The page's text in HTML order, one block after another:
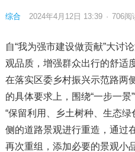
综合 2024年4月12日 13:39 · 706阅
自“我为强市建设做贡献”大讨
观品质，增强群众出行的舒适
在落实区委乡村振兴示范路两
的具体要求上，围绕“一步一景
“保留利用、乡土树种、生态
侧的道路景观进行重造，通过
再次重组，添加必要的景观小